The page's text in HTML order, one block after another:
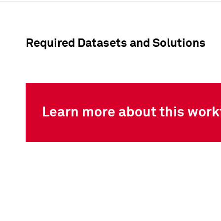
Required Datasets and Solutions
Learn more about this